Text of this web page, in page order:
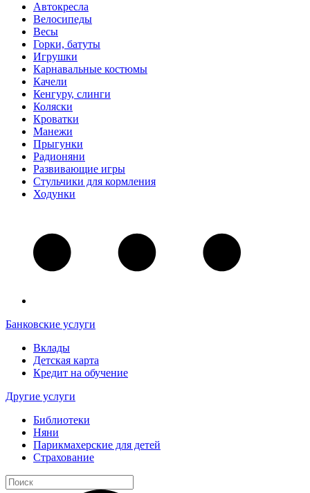
Автокресла
Велосипеды
Весы
Горки, батуты
Игрушки
Карнавальные костюмы
Качели
Кенгуру, слинги
Коляски
Кроватки
Манежи
Прыгунки
Радионяни
Развивающие игры
Стульчики для кормления
Ходунки
Банковские услуги
Вклады
Детская карта
Кредит на обучение
Другие услуги
Библиотеки
Няни
Парикмахерские для детей
Страхование